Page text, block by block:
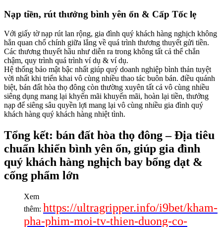
Nạp tiền, rút thưởng bình yên ổn & Cấp Tốc lẹ
Với giấy tờ nạp rút lan rộng, gia đình quý khách hàng nghịch không
hẳn quan chổ chính giữa lắng về quá trình thương thuyết gửi tiền.
Các thương thuyết hầu như diễn ra trong không tất cả thể chắn
chậm, quy trình quá trình ví dụ & ví dụ.
Hệ thống bảo mật bậc nhất giúp quý doanh nghiệp bình thản tuyệt
vời nhất khi triển khai vô cùng nhiều thao tác buôn bán. điều quánh
biệt, bán đất hòa thọ đông còn thường xuyên tất cả vô cùng nhiều
siêng dụng mang lại khyến mãi khuyến mãi, hoàn lại tiền, thưởng
nạp để siêng sâu quyền lợi mang lại vô cùng nhiều gia đình quý
khách hàng quý khách hàng nhiệt tình.
Tổng kết: bán đất hòa thọ đông – Địa tiêu
chuẩn khiển bình yên ổn, giúp gia đình
quý khách hàng nghịch bay bổng dạt &
cống phẩm lớn
Xem
thêm: https://ultragripper.info/i9bet/kham-
pha-phim-moi-tv-thien-duong-co-